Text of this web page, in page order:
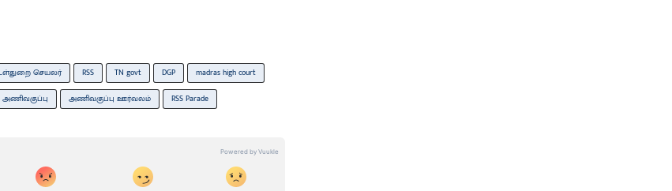
செயலர் RSS TN govt DGP madras high court
அணிவகுப்பு ஊர்வலம் RSS Parade